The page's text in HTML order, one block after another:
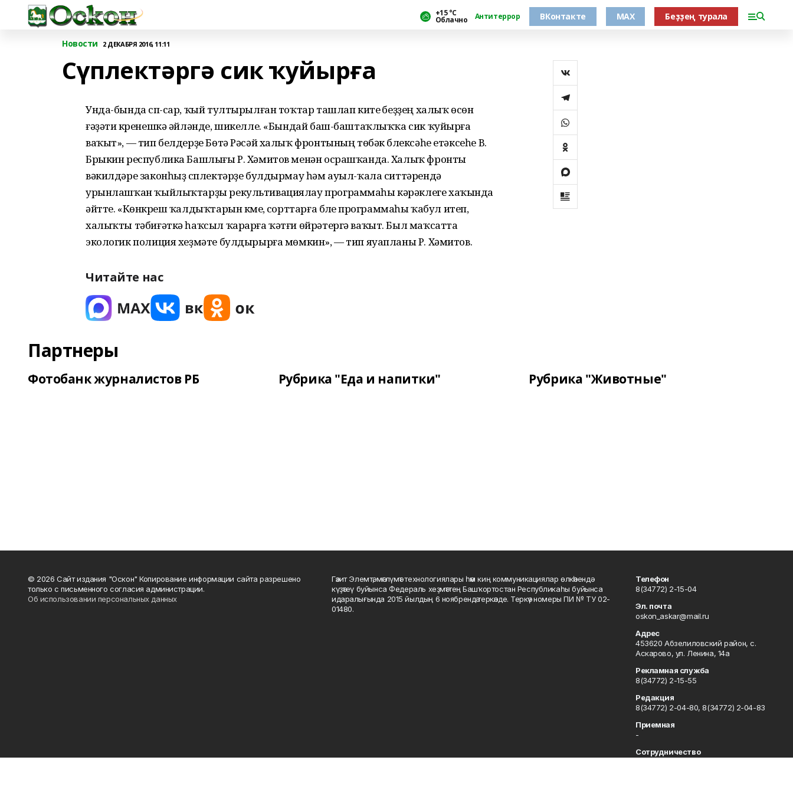
+15 °С
Облачно Антитеррор ВКонтакте MAX Беҙҙең турала
Новости 2 ДЕКАБРЯ 2016, 11:11
Сүплектәргә сик ҡуйырға
Унда-бында сүп-сар, ҡый тултырылған тоҡтар ташлап китеү беҙҙең халыҡ өсөн
ғәҙәти күренешкә әйләнде, шикелле. «Бындай баш-баштаҡлыҡҡа сик ҡуйырға
ваҡыт», — тип белдерҙе Бөтә Рәсәй халыҡ фронтының төбәк бүлексәһе етәксеһе В.
Брыкин республика Башлығы Р. Хәмитов менән осрашҡанда. Халыҡ фронты
вәкилдәре законһыҙ сүплектәрҙе булдырмау һәм ауыл-ҡала ситтәрендә
урынлашҡан ҡыйлыҡтарҙы рекультивациялау программаһы кәрәклеге хаҡында
әйтте. «Көнкүреш ҡалдыҡтарын күмеү, сорттарға бүлеү программаһы ҡабул итеп,
халыҡты тәбиғәткә һаҡсыл ҡарарға ҡәтғи өйрәтергә ваҡыт. Был маҡсатта
экологик полиция хеҙмәте булдырырға мөмкин», — тип яуапланы Р. Хәмитов.
Читайте нас
Партнеры
Фотобанк журналистов РБ Рубрика "Еда и напитки" Рубрика "Животные"
© 2026 Сайт издания "Оскон" Копирование информации сайта разрешено
только с письменного согласия администрации.
Об использовании персональных данных
Гәзит Элемтә, мәғлүмәт технологиялары һәм киң коммуникациялар өлкәһендә
күҙәтеү буйынса Федераль хеҙмәттең Башҡортостан Республикаһы буйынса
идаралығында 2015 йылдың 6 ноябрендә теркәлде. Теркәү номеры ПИ № ТУ 02-
01480.
Телефон
8(34772) 2-15-04
Эл. почта
oskon_askar@mail.ru
Адрес
453620 Абзелиловский район, с.
Аскарово, ул. Ленина, 14а
Рекламная служба
8(34772) 2-15-55
Редакция
8(34772) 2-04-80, 8(34772) 2-04-83
Приемная
-
Сотрудничество